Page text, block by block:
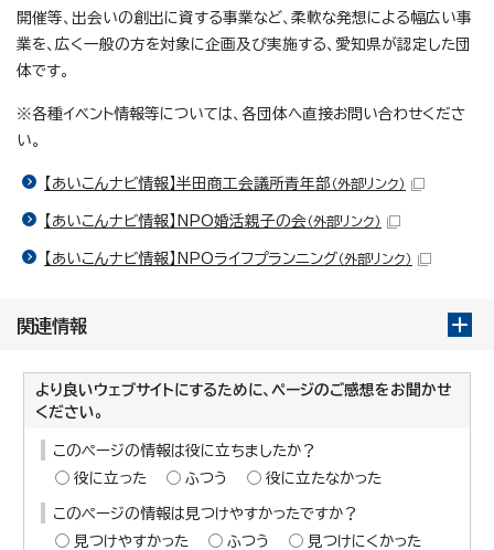
開催等、出会いの創出に資する事業など、柔軟な発想による幅広い事
業を、広く一般の方を対象に企画及び実施する、愛知県が認定した団
体です。
※各種イベント情報等については、各団体へ直接お問い合わせくださ
い。
【あいこんナビ情報】半田商工会議所青年部 （外部リンク）
【あいこんナビ情報】NPO婚活親子の会 （外部リンク）
【あいこんナビ情報】NPOライフプランニング（外部リンク）
関連情報
より良いウェブサイトにするために、ページのご感想をお聞かせ
ください。
このページの情報は役に立ちましたか？
役に立った
ふつう 役に立たなかった
このページの情報は見つけやすかったですか？
見つけやすかった
ふつう 見つけにくかった